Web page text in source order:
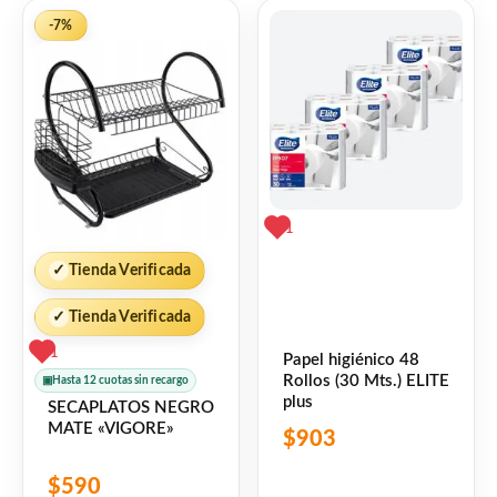
Material: acero inoxidable de alta
resistencia
Conservación térmica prolongada
Tapa que funciona como vaso
Tapón interno de seguridad
Manija ergonómica integrada
5
-7%
✓ Tienda Verificada
✓ Tienda Verificada
1
▣ Hasta 12 cuotas sin recargo
SECAPLATOS NEGRO
MATE «VIGORE»
$590
1
Papel higiénico 48
Rollos (30 Mts.) ELITE
plus
$903